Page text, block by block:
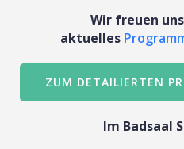
Wir freuen
aktuelles
ZUM DETAILIERTEN
Im Badsaal